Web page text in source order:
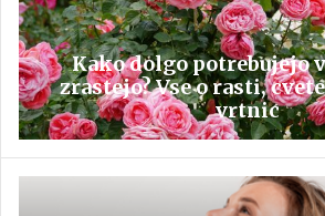
Kako dolgo potrebujejo
zrastejo? Vse o rasti,
vrtnic